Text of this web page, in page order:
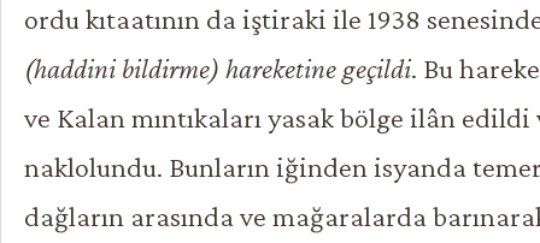
ordu kıtaatının da iştiraki ile 1938
(haddini bildirme) hareketine geçildi. Bu
ve Kalan mıntıkaları yasak bölge ilân
naklolundu. Bunların iğinden isyanda
dağların arasında ve mağaralarda